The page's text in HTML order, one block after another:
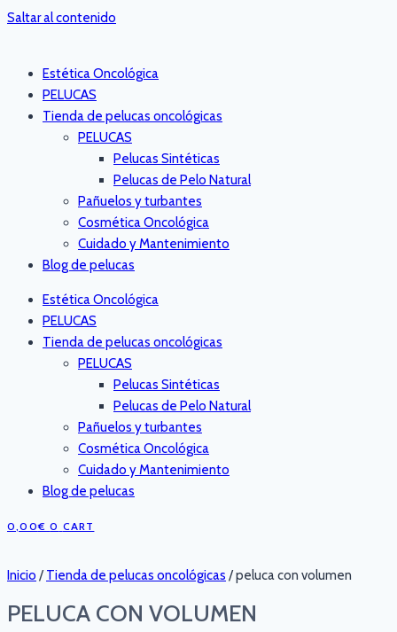
Saltar al contenido
Estética Oncológica
PELUCAS
Tienda de pelucas oncológicas
PELUCAS
Pelucas Sintéticas
Pelucas de Pelo Natural
Pañuelos y turbantes
Cosmética Oncológica
Cuidado y Mantenimiento
Blog de pelucas
Estética Oncológica
PELUCAS
Tienda de pelucas oncológicas
PELUCAS
Pelucas Sintéticas
Pelucas de Pelo Natural
Pañuelos y turbantes
Cosmética Oncológica
Cuidado y Mantenimiento
Blog de pelucas
0,00€ 0 CART
Inicio / Tienda de pelucas oncológicas /peluca con volumen
PELUCA CON VOLUMEN